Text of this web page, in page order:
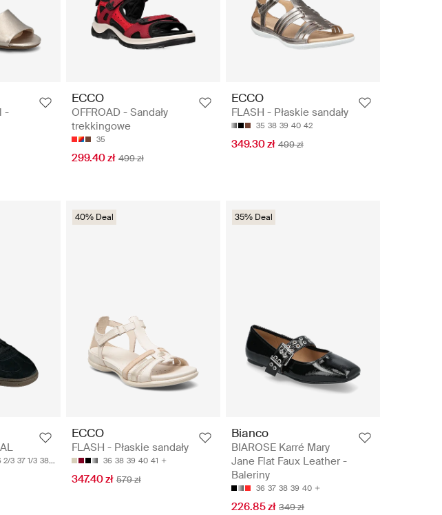
-
ECCO
OFFROAD - Sandały
trekkingowe
35
299.40 zł 499 zł
ECCO
FLASH - Płaskie sandały
35 38 39 40 42
349.30 zł 499 zł
2/3 37 1/3 38
40% Deal
ECCO
FLASH - Płaskie sandały
36 38 39 40 41
347.40 zł 579 zł
35% Deal
Bianco
BIAROSE Karré Mary
Jane Flat Faux Leather -
Baleriny
36 37 38 39 40
226.85 zł 349 zł